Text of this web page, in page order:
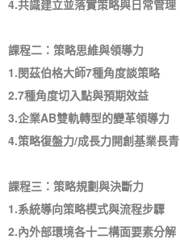
4.共識建立並落實策略與日常管理
課程二：策略思維與領導力
1.閔茲伯格大師7種角度談策略
2.7種角度切入點與預期效益
3.企業AB雙軌轉型的變革領導力
4.策略復盤力/成長力開創基業長青
課程三：策略規劃與決斷力
1.系統導向策略模式與流程步驟
2.內外部環境各十二構面要素分解